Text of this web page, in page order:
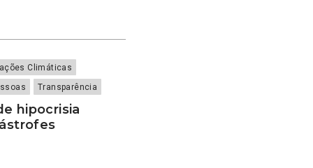
Climáticas
Transparência
hipocrisia